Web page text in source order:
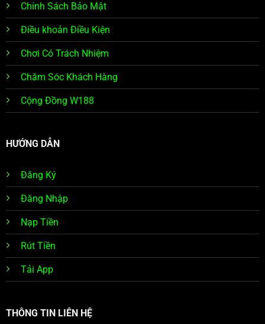
Chính Sách Bảo Mật
Điều khoản Điều Kiện
Chơi Có Trách Nhiệm
Chăm Sóc Khách Hàng
Cộng Đồng W188
HƯỚNG DẪN
Đăng Ký
Đăng Nhập
Nạp Tiền
Rút Tiền
Tải App
THÔNG TIN LIÊN HỆ